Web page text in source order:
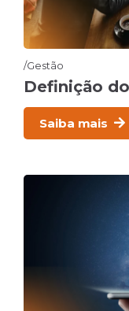
Gestão
Definição
Saiba mais